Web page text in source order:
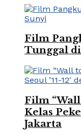
Film
Tunggal
Film
Kelas
Jakarta